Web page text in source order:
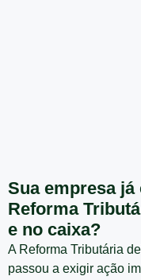
Sua empresa
Reforma
e no caixa?
A Reforma Tributária
passou a exigir ação